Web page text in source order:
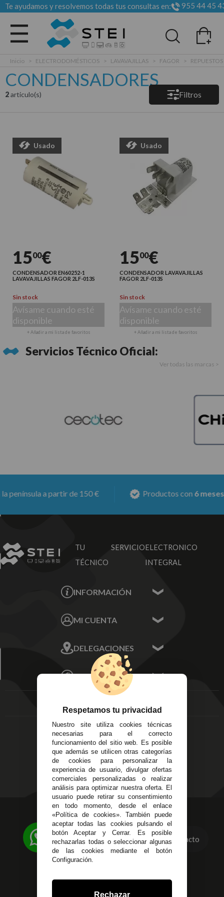
Te ayudamos y resolvemos todas tus consultas en: 955 44 45
Todas las categorias
Inicio > ELECTRODOMÉSTICOS > LAVAVAJILLAS > FAGOR > REPUESTOS
CONDENSADORES
2articulo(s) Filtros
Usado
1500€
CONDENSADOR EN60252-1
LAVAVAJILLAS FAGOR 2LF-013S
Sin stock
Avísame cuando esté
disponible
+ Añadir a mi lista de favoritos
Usado
1500€
CONDENSADOR LAVAVAJILLAS
FAGOR 2LF-013S
Sin stock
Avísame cuando esté
disponible
+ Añadir a mi lista de favoritos
Servicios Técnico Oficial:
Ver todas las marcas >
a partir de 150 € Productos con6 meses
TU SERVICIO
TÉCNICO
ELECTRONICO
INTEGRAL
INFORMACIÓN
Sobre nosotros
MI CUENTA
Mis Direcciones
Mis Pedidos
Mis favoritos
FAQ's
DELEGACIONES
Écija - Sevilla
Av. Plaza de Toros.
Local 3
C/ Ingeniero Iribarren,
14
Alzira - Valencia
C/ Esplugues, 135
EMPRESA
Aviso Legal
Entregas y
Devoluciones
Política de Privacidad
Pago Seguro
Terminos y
Condiciones Generales
Políticas de Cookies
623 23 31 98
Atendemos Whatsapp
955 44 45 43/955 44 45 44
Contacto
Respetamos tu privacidad
Nuestro site utiliza cookies técnicas
necesarias para el correcto
funcionamiento del sitio web. Es posible
que además se utilicen otras categorías
de cookies para personalizar la
experiencia de usuario, divulgar ofertas
comerciales personalizadas o realizar
análisis para optimizar nuestra oferta. El
usuario puede retirar su consentimiento
en todo momento, desde el enlace
«Política de cookies». También puede
aceptar todas las cookies pulsando el
botón Aceptar y Cerrar. Es posible
rechazarlas todas o seleccionar algunas
de las cookies mediante el botón
Configuración.
Rechazar